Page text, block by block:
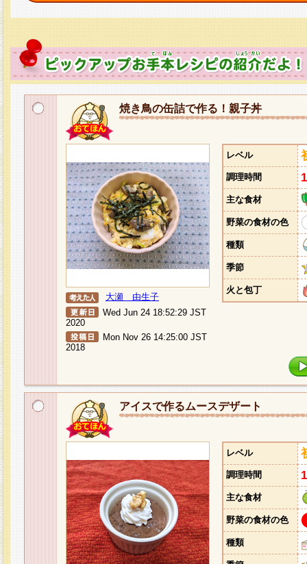
焼き鳥の缶詰で作る！親子丼
大瀬 由生子
Wed Jun 24 18:52:29 JST
2020
Mon Nov 26 14:25:00 JST
2018
レベル
調理時間
主な食材
野菜の食材の色
種類
季節
火と包丁
アイスで作るムースデザート
レベル
調理時間
主な食材
野菜の食材の色
種類